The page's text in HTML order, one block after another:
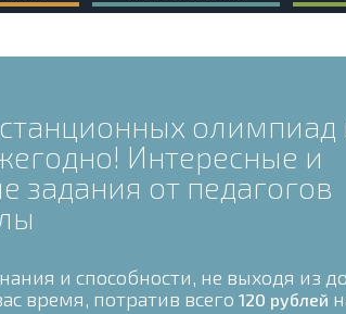
олимпиад
Интересные и
задания от педагогов
и способности, не выходя из
время, потратив всего 120 рублей